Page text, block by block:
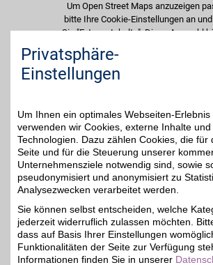
Um Open Street Maps anzuzeigen
bitte Ihre Cookie-Einstellungen an
Sie "Externe Inhalte". Diese Auswahl
jederzeit über die Cookie-
unteren Seitenbereich ändern.
Adresse
Europaplatz 14
53721 Siegburg
Filialen in der Nähe
Telefon0 22 41 / 59 74 - 0
Privatsphäre-
Einstellungen
Um Ihnen ein optimales Webseiten-Erlebnis
verwenden wir Cookies, externe Inhalte
Technologien. Dazu zählen Cookies, die für
Seite und für die Steuerung unserer
Unternehmensziele notwendig sind, sowie
pseudonymisiert und anonymisiert zu
Analysezwecken verarbeitet werden.
Sie können selbst entscheiden, welche
jederzeit widerruflich zulassen möchten.
dass auf Basis Ihrer Einstellungen
Funktionalitäten der Seite zur Verfügung
Informationen finden Sie in unserer